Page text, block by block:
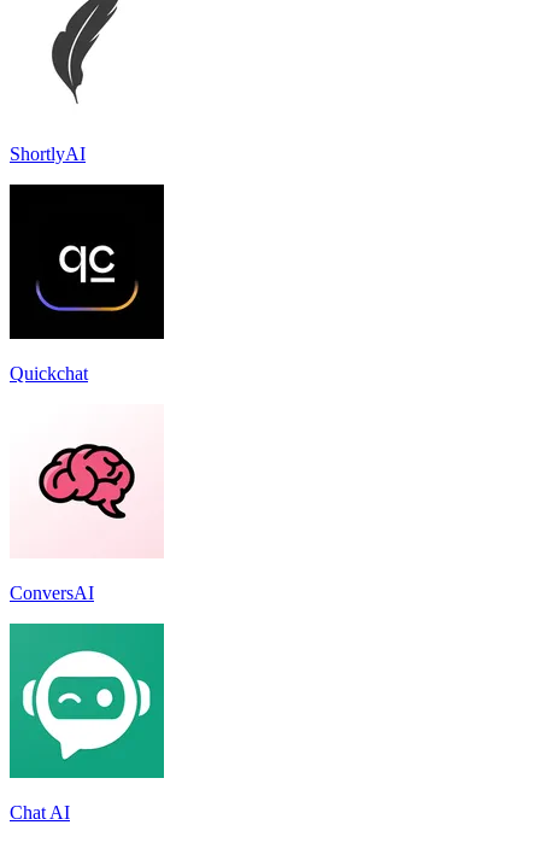
ShortlyAI
Quickchat
ConversAI
Chat AI